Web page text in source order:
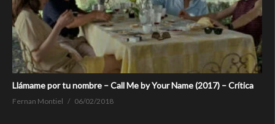
Llámame por tu nombre – Call Me by Your Name (2017) – Crítica
Fernan Montiel 06/02/2018